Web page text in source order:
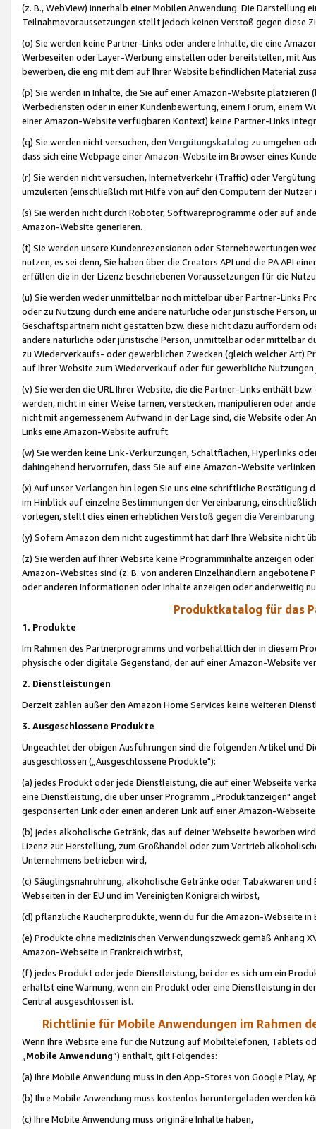
(z. B., WebView) innerhalb einer Mobilen Anwendung. Die Darstellung
Teilnahmevoraussetzungen stellt jedoch keinen Verstoß gegen diese
(o) Sie werden keine Partner-Links oder andere Inhalte, die eine
Werbeseiten oder Layer-Werbung einstellen oder bereitstellen, mit
bewerben, die eng mit dem auf Ihrer Website befindlichen Material
(p) Sie werden in Inhalte, die Sie auf einer Amazon-Website
Werbediensten oder in einer Kundenbewertung, einem Forum, einem
einer Amazon-Website verfügbaren Kontext) keine Partner-Links
(q) Sie werden nicht versuchen, den Vergütungskatalog zu umgehen
dass sich eine Webpage einer Amazon-Website im Browser eines
(r) Sie werden nicht versuchen, Internetverkehr (Traffic) oder
umzuleiten (einschließlich mit Hilfe von auf den Computern der
(s) Sie werden nicht durch Roboter, Softwareprogramme oder auf
Amazon-Website generieren.
(t) Sie werden unsere Kundenrezensionen oder Sternebewertungen
nutzen, es sei denn, Sie haben über die Creators API und die PA API
erfüllen die in der Lizenz beschriebenen Voraussetzungen für die
(u) Sie werden weder unmittelbar noch mittelbar über Partner-Links
oder zu Nutzung durch eine andere natürliche oder juristische
Geschäftspartnern nicht gestatten bzw. diese nicht dazu auffordern
andere natürliche oder juristische Person, unmittelbar oder mittelbar
zu Wiederverkaufs- oder gewerblichen Zwecken (gleich welcher Art)
auf Ihrer Website zum Wiederverkauf oder für gewerbliche
(v) Sie werden die URL Ihrer Website, die die Partner-Links enthält
werden, nicht in einer Weise tarnen, verstecken, manipulieren oder
nicht mit angemessenem Aufwand in der Lage sind, die Website oder
Links eine Amazon-Website aufruft.
(w) Sie werden keine Link-Verkürzungen, Schaltflächen, Hyperlinks
dahingehend hervorrufen, dass Sie auf eine Amazon-Website
(x) Auf unser Verlangen hin legen Sie uns eine schriftliche
im Hinblick auf einzelne Bestimmungen der Vereinbarung,
vorlegen, stellt dies einen erheblichen Verstoß gegen die Vereinbarung
(y) Sofern Amazon dem nicht zugestimmt hat darf Ihre Website nicht
(z) Sie werden auf Ihrer Website keine Programminhalte anzeigen
Amazon-Websites sind (z. B. von anderen Einzelhändlern
oder anderen Informationen oder Inhalte anzeigen oder anderweitig
Produktkatalog für das
1. Produkte
Im Rahmen des Partnerprogramms und vorbehaltlich der in diesem
physische oder digitale Gegenstand, der auf einer Amazon-Website
2. Dienstleistungen
Derzeit zählen außer den Amazon Home Services keine weiteren
3. Ausgeschlossene Produkte
Ungeachtet der obigen Ausführungen sind die folgenden Artikel und
ausgeschlossen („Ausgeschlossene Produkte"):
(a) jedes Produkt oder jede Dienstleistung, die auf einer Webseite
eine Dienstleistung, die über unser Programm „Produktanzeigen"
gesponserten Link oder einen anderen Link auf einer Amazon-
(b) jedes alkoholische Getränk, das auf deiner Webseite beworben
Lizenz zur Herstellung, zum Großhandel oder zum Vertrieb
Unternehmens betrieben wird,
(c) Säuglingsnahruhrung, alkoholische Getränke oder Tabakwaren
Webseiten in der EU und im Vereinigten Königreich wirbst,
(d) pflanzliche Raucherprodukte, wenn du für die Amazon-Webseite in
(e) Produkte ohne medizinischen Verwendungszweck gemäß Anhang
Amazon-Webseite in Frankreich wirbst,
(f) jedes Produkt oder jede Dienstleistung, bei der es sich um ein
erhältst eine Warnung, wenn ein Produkt oder eine Dienstleistung in
Central ausgeschlossen ist.
Richtlinie für Mobile Anwendungen im Rahmen
Wenn Ihre Website eine für die Nutzung auf Mobiltelefonen, Tablets
„Mobile Anwendung“) enthält, gilt Folgendes:
(a) Ihre Mobile Anwendung muss in den App-Stores von Google Play,
(b) Ihre Mobile Anwendung muss kostenlos heruntergeladen werden
(c) Ihre Mobile Anwendung muss originäre Inhalte haben,